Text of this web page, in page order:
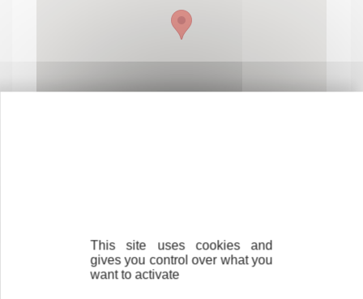
Contactez-nous ! Cliquez ici
This site uses cookies and
gives you control over what you
want to activate